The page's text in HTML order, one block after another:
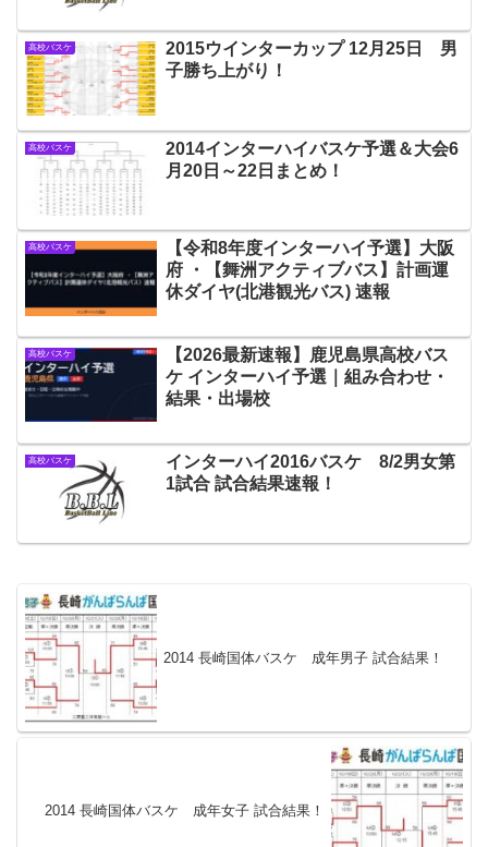
高校バスケ
2015ウインターカップ 12月25日 男
子勝ち上がり！
高校バスケ
2014インターハイバスケ予選＆大会6
月20日～22日まとめ！
高校バスケ
【令和8年度インターハイ予選】大阪
府 ・【舞洲アクティブバス】計画運
休ダイヤ(北港観光バス) 速報
高校バスケ
【2026最新速報】鹿児島県高校バス
ケ インターハイ予選｜組み合わせ・
結果・出場校
高校バスケ
インターハイ2016バスケ 8/2男女第
1試合 試合結果速報！
2014 長崎国体バスケ 成年男子 試合結果！
2014 長崎国体バスケ 成年女子 試合結果！